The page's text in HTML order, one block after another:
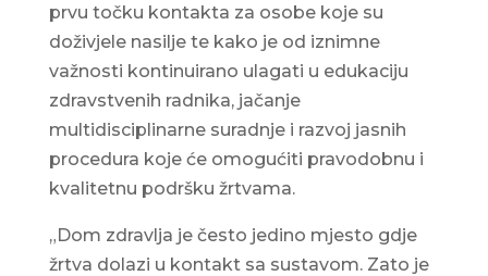
prvu točku kontakta za osobe koje su
doživjele nasilje te kako je od iznimne
važnosti kontinuirano ulagati u edukaciju
zdravstvenih radnika, jačanje
multidisciplinarne suradnje i razvoj jasnih
procedura koje će omogućiti pravodobnu i
kvalitetnu podršku žrtvama.
„Dom zdravlja je često jedino mjesto gdje
žrtva dolazi u kontakt sa sustavom. Zato je